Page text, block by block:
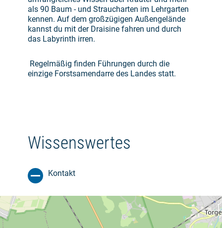
als 90 Baum - und Straucharten im Lehrgarten
kennen. Auf dem großzügigen Außengelände
kannst du mit der Draisine fahren und durch
das Labyrinth irren.
Regelmäßig finden Führungen durch die
einzige Forstsamendarre des Landes statt.
Wissenswertes
Kontakt